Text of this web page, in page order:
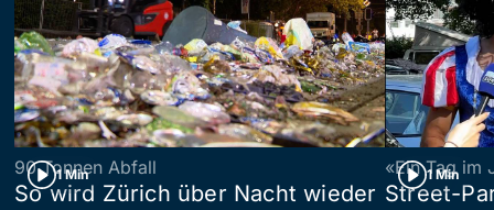
1 Min
90 Tonnen Abfall
So wird Zürich über Nacht wieder
1 Min
«Ein Tag im
Street-